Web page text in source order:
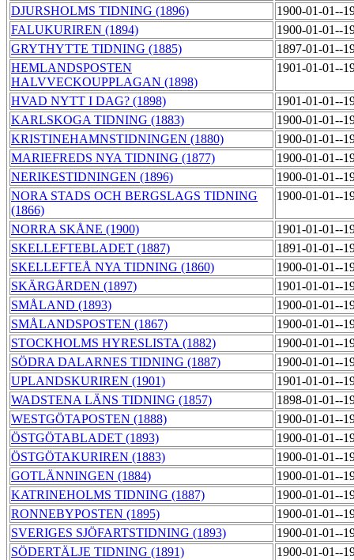
DJURSHOLMS TIDNING (1896)
1900-01-01--
FALUKURIREN (1894)
1900-01-01--
GRYTHYTTE TIDNING (1885)
1897-01-01--
HEMLANDSPOSTEN
HALVVECKOUPPLAGAN (1898)
1901-01-01--
HVAD NYTT I DAG? (1898)
1901-01-01--
KARLSKOGA TIDNING (1883)
1900-01-01--
KRISTINEHAMNSTIDNINGEN (1880)
1900-01-01--
MARIEFREDS NYA TIDNING (1877)
1900-01-01--
NERIKESTIDNINGEN (1896)
1900-01-01--
NORA STADS OCH BERGSLAGS TIDNING
(1866)
1900-01-01--
NORRA SKÅNE (1900)
1901-01-01--
SKELLEFTEBLADET (1887)
1891-01-01--
SKELLEFTEÅ NYA TIDNING (1860)
1900-01-01--
SKÄRGÅRDEN (1897)
1901-01-01--
SMÅLAND (1893)
1900-01-01--
SMÅLANDSPOSTEN (1867)
1900-01-01--
STOCKHOLMS HYRESLISTA (1882)
1900-01-01--
SÖDRA DALARNES TIDNING (1887)
1900-01-01--
UPLANDSKURIREN (1901)
1901-01-01--
WADSTENA LÄNS TIDNING (1857)
1898-01-01--
WESTGÖTAPOSTEN (1888)
1900-01-01--
ÖSTGÖTABLADET (1893)
1900-01-01--
ÖSTGÖTAKURIREN (1883)
1900-01-01--
GOTLÄNNINGEN (1884)
1900-01-01--
KATRINEHOLMS TIDNING (1887)
1900-01-01--
RONNEBYPOSTEN (1895)
1900-01-01--
SVERIGES SJÖFARTSTIDNING (1893)
1900-01-01--
SÖDERTÄLJE TIDNING (1891)
1900-01-01--